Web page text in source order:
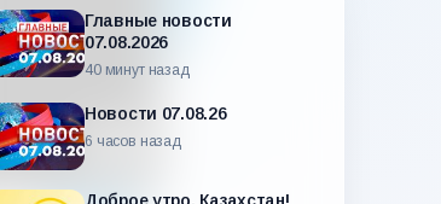
Главные новости
07.08.2026
40 минут назад
Новости 07.08.26
6 часов назад